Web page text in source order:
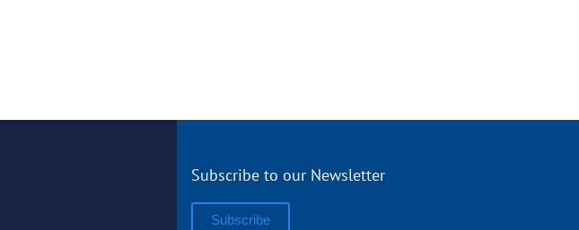
Subscribe to our Newsletter
Subscribe